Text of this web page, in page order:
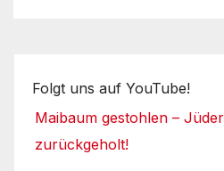
Folgt uns auf YouTube!
Maibaum gestohlen –
zurückgeholt!